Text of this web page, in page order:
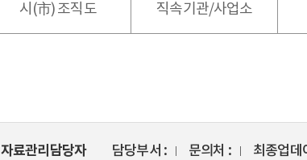
시(市) 조직도 직속기관/사업소
자료관리담당자 담당부서 문의처 최종업데